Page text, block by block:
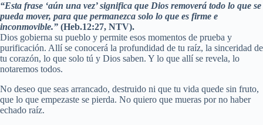
“Esta frase ‘aún una vez’ significa que Dios removerá todo lo que se
pueda mover, para que permanezca solo lo que es firme e
inconmovible.” (Heb.12:27, NTV).
Dios gobierna su pueblo y permite esos momentos de prueba y
purificación. Allí se conocerá la profundidad de tu raíz, la sinceridad de
tu corazón, lo que solo tú y Dios saben. Y lo que allí se revela, lo
notaremos todos.
No deseo que seas arrancado, destruido ni que tu vida quede sin fruto,
que lo que empezaste se pierda. No quiero que mueras por no haber
echado raíz.